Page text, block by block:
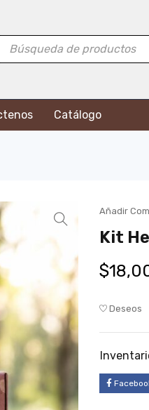
Catálogo
Añadir
Kit
$
Deseos